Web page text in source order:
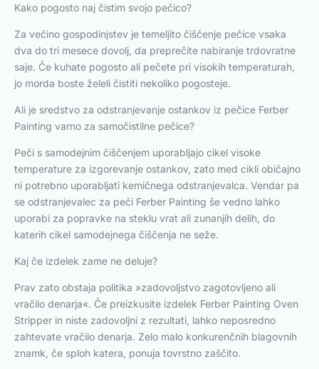
Kako pogosto naj čistim svojo pečico?
Za večino gospodinjstev je temeljito čiščenje pečice vsaka
dva do tri mesece dovolj, da preprečite nabiranje trdovratne
saje. Če kuhate pogosto ali pečete pri visokih temperaturah,
jo morda boste želeli čistiti nekoliko pogosteje.
Ali je sredstvo za odstranjevanje ostankov iz pečice Ferber
Painting varno za samočistilne pečice?
Peči s samodejnim čiščenjem uporabljajo cikel visoke
temperature za izgorevanje ostankov, zato med cikli običajno
ni potrebno uporabljati kemičnega odstranjevalca. Vendar pa
se odstranjevalec za peči Ferber Painting še vedno lahko
uporabi za popravke na steklu vrat ali zunanjih delih, do
katerih cikel samodejnega čiščenja ne seže.
Kaj če izdelek zame ne deluje?
Prav zato obstaja politika »zadovoljstvo zagotovljeno ali
vračilo denarja«. Če preizkusite izdelek Ferber Painting Oven
Stripper in niste zadovoljni z rezultati, lahko neposredno
zahtevate vračilo denarja. Zelo malo konkurenčnih blagovnih
znamk, če sploh katera, ponuja tovrstno zaščito.